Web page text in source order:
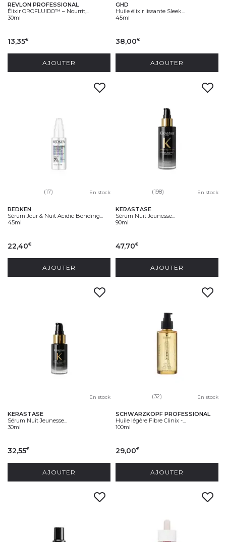
REVLON PROFESSIONAL
Élixir OROFLUIDO™ – Nourrit,...
30ml
13,35€
AJOUTER
GHD
Huile élixir lissante Sleek...
45ml
38,00€
AJOUTER
(17) En stock
REDKEN
Sérum Jour & Nuit Acidic Bonding...
45ml
22,40€
AJOUTER
(198) En stock
KERASTASE
Sérum Nuit Jeunesse...
90ml
47,70€
AJOUTER
En stock
KERASTASE
Sérum Nuit Jeunesse...
30ml
32,55€
AJOUTER
(32) En stock
SCHWARZKOPF PROFESSIONAL
Huile légère Fibre Clinix -...
100ml
29,00€
AJOUTER